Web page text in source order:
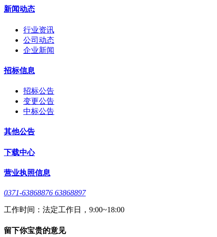
新闻动态
行业资讯
公司动态
企业新闻
招标信息
招标公告
变更公告
中标公告
其他公告
下载中心
营业执照信息
0371-63868876 63868897
工作时间：法定工作日，9:00~18:00
留下你宝贵的意见